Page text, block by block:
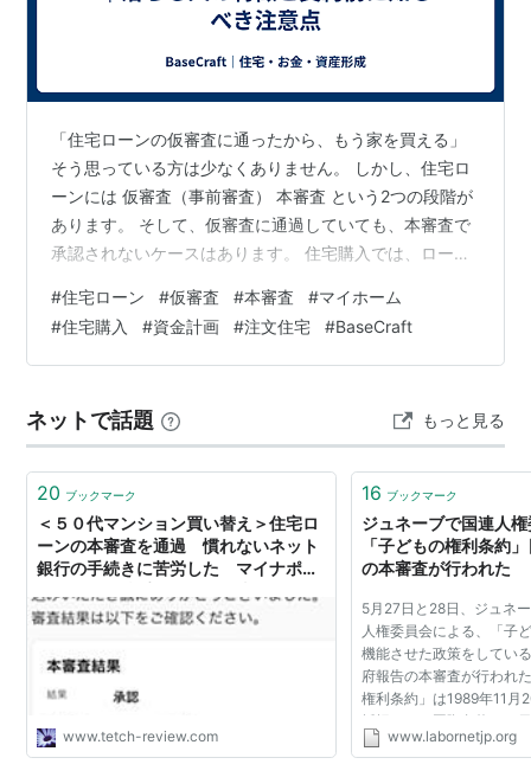
「住宅ローンの仮審査に通ったから、もう家を買える」
そう思っている方は少なくありません。 しかし、住宅ロ
ーンには 仮審査（事前審査） 本審査 という2つの段階が
あります。 そして、仮審査に通過していても、本審査で
承認されないケースはあります。 住宅購入では、ローン
わる中で見てきた経験も踏まえ、住宅ローンの仮審査と
本審査の違い、注意すべきポイントを解説します。 住宅
ローンの仮審査と本審査の違い まず、それぞれの役割を
金融機関が 「この人に住宅ローンを貸せそうか」 を事前
に確認するものです。 …
#住宅ローン #仮審査 #本審査 #マイホーム
#住宅購入 #資金計画 #注文住宅 #BaseCraft
ネットで話題 もっと見る
20 ブックマーク
＜５０代マンション買い替え＞住宅ロ
ーンの本審査を通過 慣れないネット
銀行の手続きに苦労した マイナポー
た （購入体験談） - てっちレビュー
www.tetch-review.com
16 ブックマーク
ジュネーブで国連人
「子どもの権利条約
の本審査が行われた
5月27日と28日、ジュネ
人権委員会による、「子
機能させた政策をしてい
府報告の本審査が行われ
権利条約」は1989年11月
採択された国際条約で、
5月22日から効力が発生
www.labornetjp.org